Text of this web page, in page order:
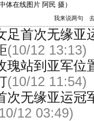
体在线图片 阿民 摄）
我来说两句
足首次无缘亚
(10/12 13:13)
瑰站到亚军位
(10/12 11:54)
次无缘亚运冠
12 03:49)